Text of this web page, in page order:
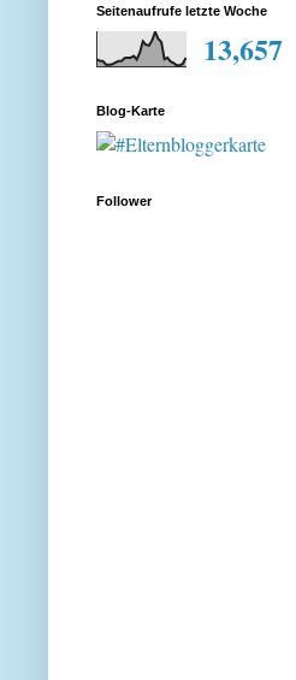
Seitenaufrufe letzte Woche
13,657
Blog-Karte
Follower